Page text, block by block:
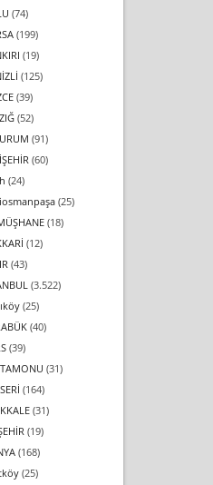
(74)
(199)
(19)
(125)
(39)
(52)
(91)
(60)
(24)
(25)
(18)
(12)
(43)
(3.522)
(25)
(40)
(39)
(31)
(164)
(31)
(19)
(168)
(25)